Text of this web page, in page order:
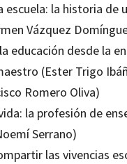
escuela: la historia de
Vázquez
educación desde la
(Ester Trigo
Romero Oliva)
la profesión de
Serrano)
las vivencias